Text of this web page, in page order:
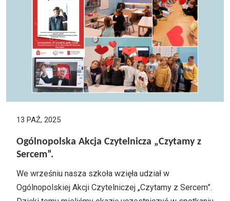
13 PAŹ, 2025
Ogólnopolska Akcja Czytelnicza „Czytamy z
Sercem”.
We wrześniu nasza szkoła wzięła udział w
Ogólnopolskiej Akcji Czytelniczej „Czytamy z Sercem”.